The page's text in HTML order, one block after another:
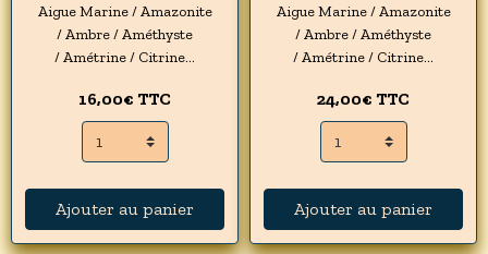
Aigue Marine / Amazonite
/ Ambre / Améthyste
/ Amétrine / Citrine...
16,00€ TTC
Ajouter au panier
Aigue Marine / Amazonite
/ Ambre / Améthyste
/ Amétrine / Citrine...
24,00€ TTC
Ajouter au panier